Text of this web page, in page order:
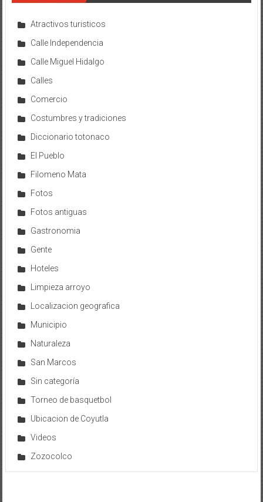
Atractivos turisticos
Calle Independencia
Calle Miguel Hidalgo
Calles
Comercio
Costumbres y tradiciones
Diccionario totonaco
El Pueblo
Filomeno Mata
Fotos
Fotos antiguas
Gastronomia
Gente
Hoteles
Limpieza arroyo
Localizacion geografica
Municipio
Naturaleza
San Marcos
Sin categoría
Torneo de basquetbol
Ubicacion de Coyutla
Videos
Zozocolco